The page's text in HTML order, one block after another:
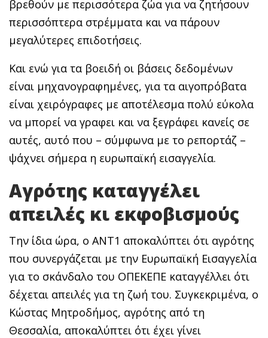
βρεθούν με περισσότερα ζώα για να ζητήσουν
περισσόπτερα στρέμματα και να πάρουν
μεγαλύτερες επιδοτήσεις.
Και ενώ για τα βοειδή οι βάσεις δεδομένων
είναι μηχανογραφημένες, για τα αιγοπρόβατα
είναι χειρόγραφες με αποτέλεσμα πολύ εύκολα
να μπορεί να γραφει και να ξεγράφει κανείς σε
αυτές, αυτό που – σύμφωνα με το ρεπορτάζ –
ψάχνει σήμερα η ευρωπαϊκή εισαγγελία.
Αγρότης καταγγέλει
απειλές κι εκφοβισμούς
Την ίδια ώρα, ο ΑΝΤ1 αποκαλύπτει ότι αγρότης
που συνεργάζεται με την Ευρωπαϊκή Εισαγγελία
για το σκάνδαλο του ΟΠΕΚΕΠΕ καταγγέλλει ότι
δέχεται απειλές για τη ζωή του. Συγκεκριμένα, ο
Κώστας Μητροδήμος, αγρότης από τη
Θεσσαλία, αποκαλύπτει ότι έχει γίνει